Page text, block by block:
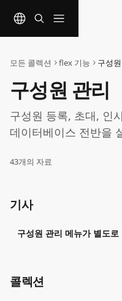
모든 콜렉션 flex 기능 구성
구성원 관리
구성원 등록, 초대, 인
데이터베이스 전반을
43개의 자료
기사
구성원 관리 메뉴가 별도
콜렉션